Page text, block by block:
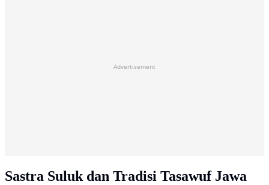
Advertisement
Sastra Suluk dan Tradisi Tasawuf Jawa